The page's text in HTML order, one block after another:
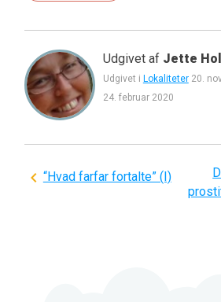
Udgivet af Jette
Udgivet i Lokaliteter 20.
24. februar 2020
Indlægsnavigation
“Hvad farfar fortalte” (I)